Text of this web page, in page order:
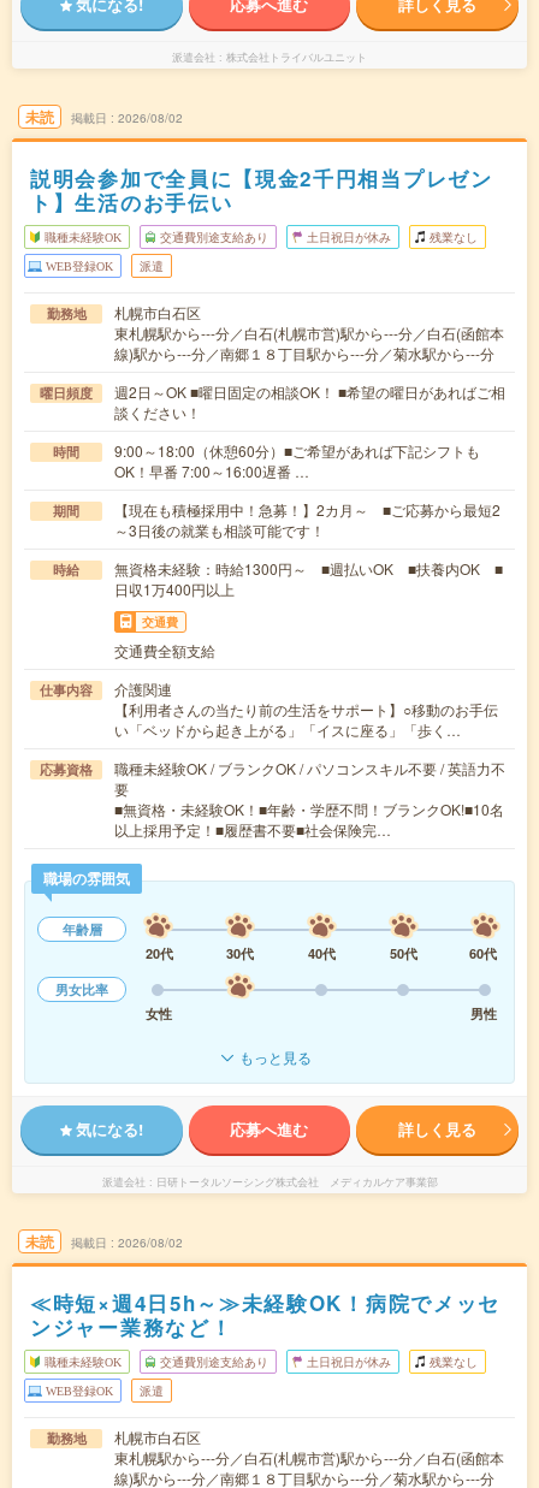
派遣会社 株式会社トライバルユニット
未読 掲載日 2026/08/02
説明会参加で全員に【現金2千円相当プレゼン
ト】生活のお手伝い
職種未経験OK 交通費別途支給あり 土日祝日が休み 残業なし
WEB登録OK 派遣
勤務地
札幌市白石区
東札幌駅から---分／白石(札幌市営)駅から---分／白石(函館本
線)駅から---分／南郷１８丁目駅から---分／菊水駅から---分
曜日頻度
週2日～OK ■曜日固定の相談OK！ ■希望の曜日があればご相
談ください！
時間
9:00～18:00（休憩60分）■ご希望があれば下記シフトも
OK！早番 7:00～16:00遅番 …
期間
【現在も積極採用中！急募！】2カ月～ ■ご応募から最短2
～3日後の就業も相談可能です！
時給
無資格未経験：時給1300円～ ■週払いOK ■扶養内OK ■
日収1万400円以上
交通費
交通費全額支給
仕事内容
介護関連
【利用者さんの当たり前の生活をサポート】○移動のお手伝
い「ベッドから起き上がる」「イスに座る」「歩く…
応募資格
職種未経験OK / ブランクOK / パソコンスキル不要 / 英語力不
要
■無資格・未経験OK！■年齢・学歴不問！ブランクOK!■10名
以上採用予定！■履歴書不要■社会保険完…
職場の雰囲気
年齢層
20代
30代 40代 50代
60代
男女比率
女性
男性
もっと見る
気になる! 応募へ進む 詳しく見る
派遣会社 日研トータルソーシング株式会社 メディカルケア事業部
未読 掲載日 2026/08/02
≪時短×週4日5h～≫未経験OK！病院でメッセ
ンジャー業務など！
職種未経験OK 交通費別途支給あり 土日祝日が休み 残業なし
WEB登録OK 派遣
勤務地
札幌市白石区
東札幌駅から---分／白石(札幌市営)駅から---分／白石(函館本
線)駅から---分／南郷１８丁目駅から---分／菊水駅から---分